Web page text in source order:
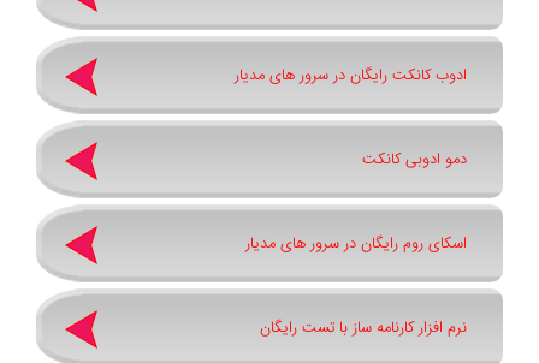
ادوب کانکت رایگان در سرور های مدیار
دمو ادوبی کانکت
اسکای روم رایگان در سرور های مدیار
نرم افزار کارنامه ساز با تست رایگان